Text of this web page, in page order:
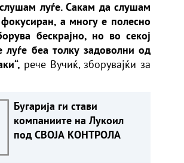
луѓе. Сакам да слушам
а многу е полесно
бескрајно, но во секој
беа толку задоволни од
рече Вучиќ, зборувајќи за
Бугарија ги стави
компаниите на Лукоил
под СВОЈА КОНТРОЛА